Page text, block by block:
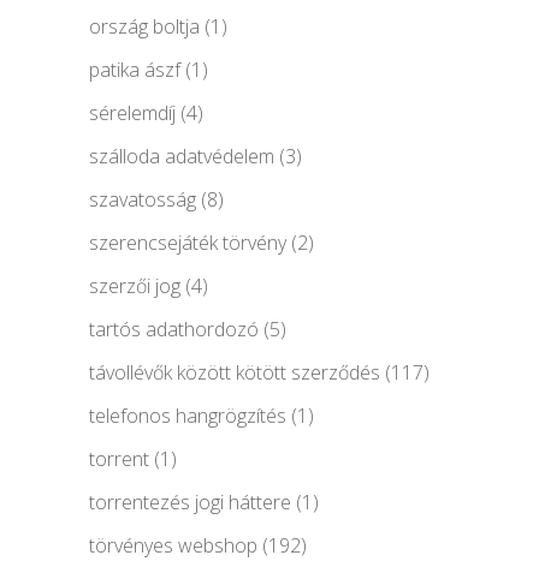
ország boltja (1)
patika ászf(1)
sérelemdíj (4)
szálloda adatvédelem (3)
szavatosság (8)
szerencsejáték törvény(2)
szerzői jog (4)
tartós adathordozó (5)
távollévők között kötött szerződés (117)
telefonos hangrögzítés (1)
torrent (1)
torrentezés jogi háttere (1)
törvényes webshop (192)